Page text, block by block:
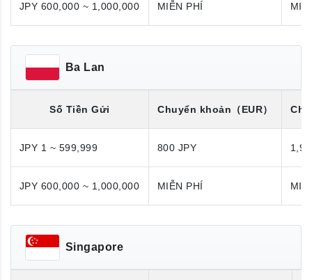
JPY 600,000 ~ 1,000,000 MIỄN PHÍ
Ba Lan
Số Tiền Gửi Chuyển khoản （EUR）
JPY 1 ~ 599,999 800 JPY
JPY 600,000 ~ 1,000,000 MIỄN PHÍ
Singapore